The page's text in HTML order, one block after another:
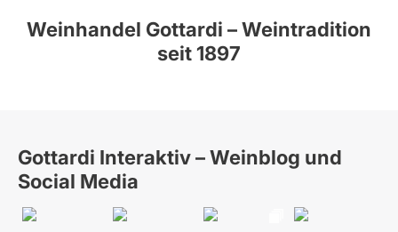
Weinhandel Gottardi – Weintradition
seit 1897
Gottardi Interaktiv – Weinblog und
Social Media